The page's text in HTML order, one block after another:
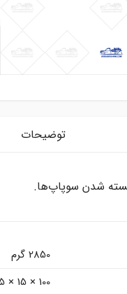
توضیحات
بسته شدن سوپاپ‌ها.
2850 گرم
100 × 15 × 15 سانتیمتر